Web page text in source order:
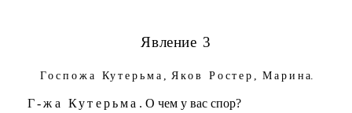
Явление 3
Госпожа Кутерьма, Яков Ростер, Марина
Г-жа Кутерьма. О чем у вас спор?